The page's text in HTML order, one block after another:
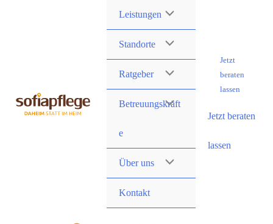
Leistungen
Standorte
Ratgeber
Betreuungskräft
e
Über uns
Kontakt
Jetzt
beraten
lassen
Jetzt beraten
lassen